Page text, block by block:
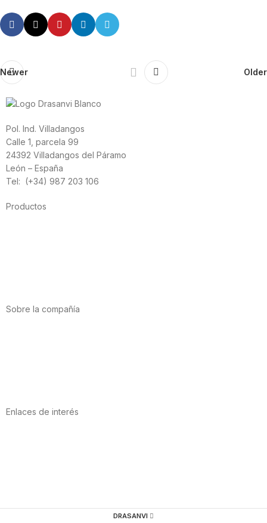
Newer Older
Pol. Ind. Villadangos
Calle 1, parcela 99
24392 Villadangos del Páramo
León – España
Tel: (+34) 987 203 106
Productos
Sobre la compañía
Enlaces de interés
DRASANVI